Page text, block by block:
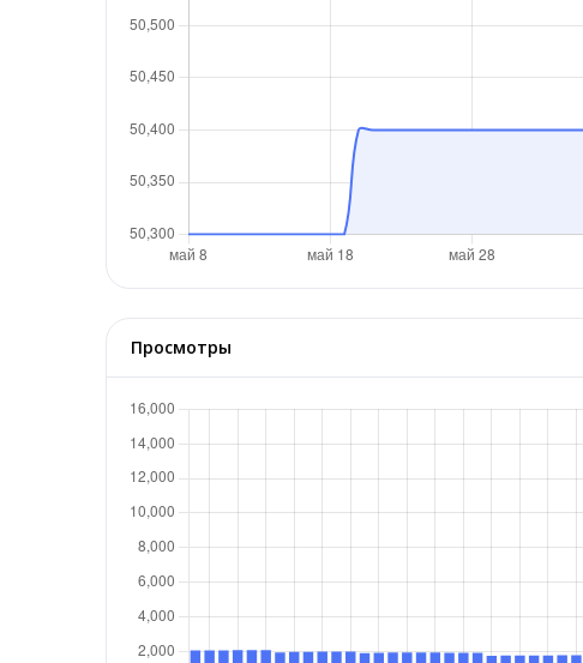
Просмотры